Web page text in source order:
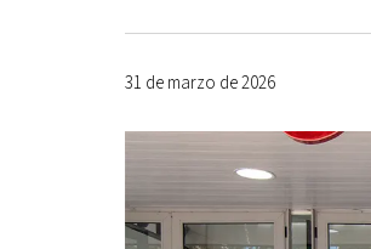
31 de marzo de 2026